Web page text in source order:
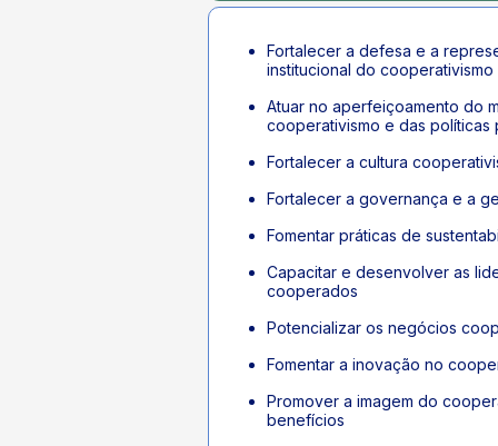
Fortalecer a defesa e a
institucional do cooperativismo
Atuar no aperfeiçoamento do
cooperativismo e das políticas
Fortalecer a cultura
Fortalecer a governança e a
Fomentar práticas de
Capacitar e desenvolver as
cooperados
Potencializar os negócios
Fomentar a inovação no
Promover a imagem do
benefícios